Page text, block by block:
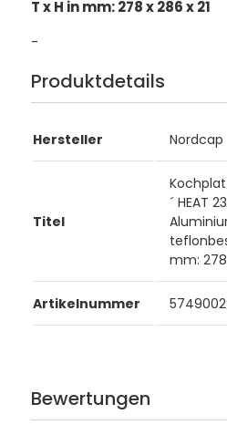
T x H in mm: 278 x 286 x 21
-
Produktdetails
Hersteller Nordcap
Titel
´ HEAT
mm: 278
Artikelnummer
Bewertungen